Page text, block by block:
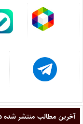
آخرین مطالب منتشر شده